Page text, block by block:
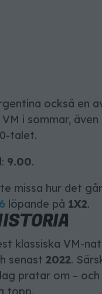
också en
i sommar,
talet.
9.00.
missa hur det
löpande på 1X2.
klassiska VM-
senast 2022.
pratar om –
topp.